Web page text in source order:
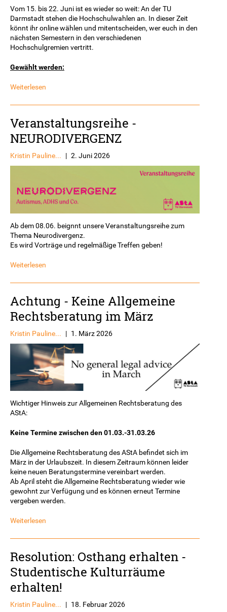
Vom 15. bis 22. Juni ist es wieder so weit: An der TU
Darmstadt stehen die Hochschulwahlen an. In dieser Zeit
könnt ihr online wählen und mitentscheiden, wer euch in den
nächsten Semestern in den verschiedenen
Hochschulgremien vertritt.
Gewählt werden:
Weiterlesen
Veranstaltungsreihe -
NEURODIVERGENZ
Kristin Pauline... | 2. Juni 2026
Ab dem 08.06. beignnt unsere Veranstaltungsreihe zum
Thema Neurodivergenz.
Es wird Vorträge und regelmäßige Treffen geben!
Weiterlesen
Achtung - Keine Allgemeine
Rechtsberatung im März
Kristin Pauline... | 1. März 2026
Wichtiger Hinweis zur Allgemeinen Rechtsberatung des
AStA:
Keine Termine zwischen den 01.03.-31.03.26
Die Allgemeine Rechtsberatung des AStA befindet sich im
März in der Urlaubszeit. In diesem Zeitraum können leider
keine neuen Beratungstermine vereinbart werden.
Ab April steht die Allgemeine Rechtsberatung wieder wie
gewohnt zur Verfügung und es können erneut Termine
vergeben werden.
Weiterlesen
Resolution: Osthang erhalten -
Studentische Kulturräume
erhalten!
Kristin Pauline... | 18. Februar 2026